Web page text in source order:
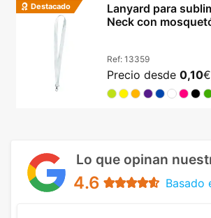
Destacado
Lanyard para
Neck con
Ref: 13359
Precio desde 0,10
Lo que opinan
4.6 Basado